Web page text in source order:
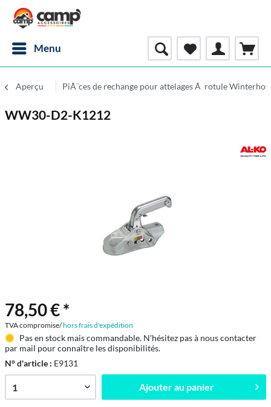
Menu
Aperçu PiÃ¨ces de rechange pour attelages Ã rotule Winterhoff
WW30-D2-K1212
78,50 € *
TVA compromise/hors frais d'expédition
Pas en stock mais commandable. N'hésitez pas à nous contacter
par mail pour connaître les disponibilités.
N° d'article : E9131
Ajouter au panier